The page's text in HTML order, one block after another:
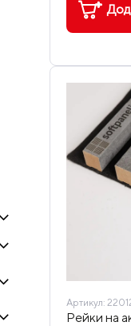
Артикул:
Рейки на